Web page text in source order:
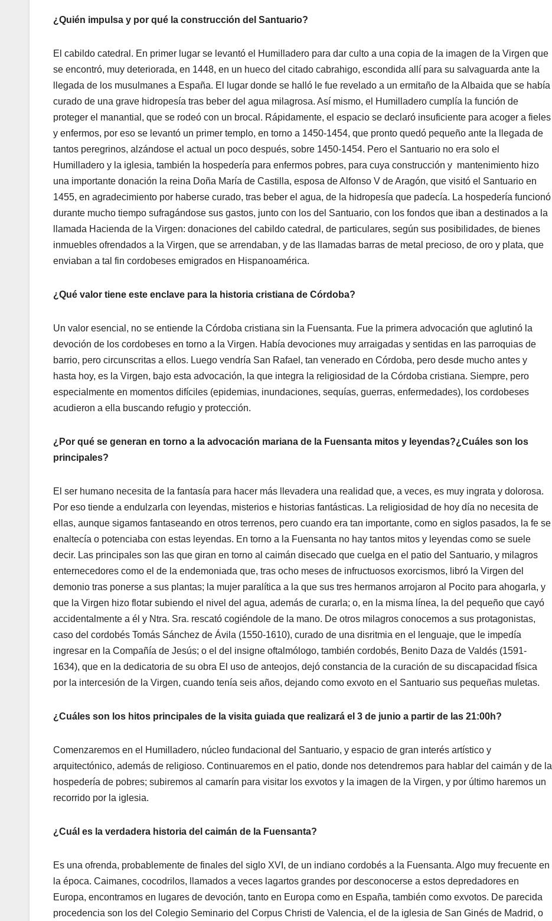
¿Quién impulsa y por qué la construcción del Santuario?
El cabildo catedral. En primer lugar se levantó el Humilladero para dar culto a una copia de la imagen de la Virgen que
se encontró, muy deteriorada, en 1448, en un hueco del citado cabrahigo, escondida allí para su salvaguarda ante la
llegada de los musulmanes a España. El lugar donde se halló le fue revelado a un ermitaño de la Albaida que se había
curado de una grave hidropesía tras beber del agua milagrosa. Así mismo, el Humilladero cumplía la función de
proteger el manantial, que se rodeó con un brocal. Rápidamente, el espacio se declaró insuficiente para acoger a fieles
y enfermos, por eso se levantó un primer templo, en torno a 1450-1454, que pronto quedó pequeño ante la llegada de
tantos peregrinos, alzándose el actual un poco después, sobre 1450-1454. Pero el Santuario no era solo el
Humilladero y la iglesia, también la hospedería para enfermos pobres, para cuya construcción y mantenimiento hizo
una importante donación la reina Doña María de Castilla, esposa de Alfonso V de Aragón, que visitó el Santuario en
1455, en agradecimiento por haberse curado, tras beber el agua, de la hidropesía que padecía. La hospedería funcionó
durante mucho tiempo sufragándose sus gastos, junto con los del Santuario, con los fondos que iban a destinados a la
llamada Hacienda de la Virgen: donaciones del cabildo catedral, de particulares, según sus posibilidades, de bienes
inmuebles ofrendados a la Virgen, que se arrendaban, y de las llamadas barras de metal precioso, de oro y plata, que
enviaban a tal fin cordobeses emigrados en Hispanoamérica.
¿Qué valor tiene este enclave para la historia cristiana de Córdoba?
Un valor esencial, no se entiende la Córdoba cristiana sin la Fuensanta. Fue la primera advocación que aglutinó la
devoción de los cordobeses en torno a la Virgen. Había devociones muy arraigadas y sentidas en las parroquias de
barrio, pero circunscritas a ellos. Luego vendría San Rafael, tan venerado en Córdoba, pero desde mucho antes y
hasta hoy, es la Virgen, bajo esta advocación, la que integra la religiosidad de la Córdoba cristiana. Siempre, pero
especialmente en momentos difíciles (epidemias, inundaciones, sequías, guerras, enfermedades), los cordobeses
acudieron a ella buscando refugio y protección.
¿Por qué se generan en torno a la advocación mariana de la Fuensanta mitos y leyendas?¿Cuáles son los
principales?
El ser humano necesita de la fantasía para hacer más llevadera una realidad que, a veces, es muy ingrata y dolorosa.
Por eso tiende a endulzarla con leyendas, misterios e historias fantásticas. La religiosidad de hoy día no necesita de
ellas, aunque sigamos fantaseando en otros terrenos, pero cuando era tan importante, como en siglos pasados, la fe se
enaltecía o potenciaba con estas leyendas. En torno a la Fuensanta no hay tantos mitos y leyendas como se suele
decir. Las principales son las que giran en torno al caimán disecado que cuelga en el patio del Santuario, y milagros
enternecedores como el de la endemoniada que, tras ocho meses de infructuosos exorcismos, libró la Virgen del
demonio tras ponerse a sus plantas; la mujer paralítica a la que sus tres hermanos arrojaron al Pocito para ahogarla, y
que la Virgen hizo flotar subiendo el nivel del agua, además de curarla; o, en la misma línea, la del pequeño que cayó
accidentalmente a él y Ntra. Sra. rescató cogiéndole de la mano. De otros milagros conocemos a sus protagonistas,
caso del cordobés Tomás Sánchez de Ávila (1550-1610), curado de una disritmia en el lenguaje, que le impedía
ingresar en la Compañía de Jesús; o el del insigne oftalmólogo, también cordobés, Benito Daza de Valdés (1591-
1634), que en la dedicatoria de su obra El uso de anteojos, dejó constancia de la curación de su discapacidad física
por la intercesión de la Virgen, cuando tenía seis años, dejando como exvoto en el Santuario sus pequeñas muletas.
¿Cuáles son los hitos principales de la visita guiada que realizará el 3 de junio a partir de las 21:00h?
Comenzaremos en el Humilladero, núcleo fundacional del Santuario, y espacio de gran interés artístico y
arquitectónico, además de religioso. Continuaremos en el patio, donde nos detendremos para hablar del caimán y de la
hospedería de pobres; subiremos al camarín para visitar los exvotos y la imagen de la Virgen, y por último haremos un
recorrido por la iglesia.
¿Cuál es la verdadera historia del caimán de la Fuensanta?
Es una ofrenda, probablemente de finales del siglo XVI, de un indiano cordobés a la Fuensanta. Algo muy frecuente en
la época. Caimanes, cocodrilos, llamados a veces lagartos grandes por desconocerse a estos depredadores en
Europa, encontramos en lugares de devoción, tanto en Europa como en España, también como exvotos. De parecida
procedencia son los del Colegio Seminario del Corpus Christi de Valencia, el de la iglesia de San Ginés de Madrid, o